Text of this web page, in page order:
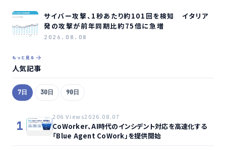
サイバー攻撃、1秒あたり約101回を検知 イタリア
発の攻撃が前年同期比約75倍に急増
2026.08.08
もっと見る
人気記事
7日 30日 90日
1
206 Views2026.08.07
CoWorker、AI時代のインシデント対応を高速化する
「Blue Agent CoWork」を提供開始